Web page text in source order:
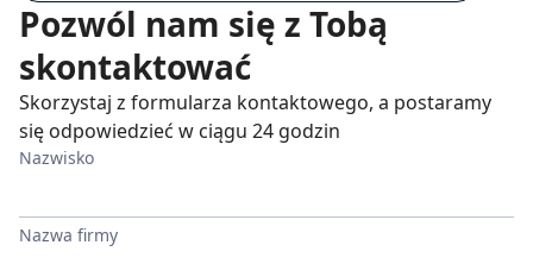
Pozwól nam się z Tobą
skontaktować
Skorzystaj z formularza kontaktowego, a postaramy
się odpowiedzieć w ciągu 24 godzin
Nazwisko
Nazwa firmy